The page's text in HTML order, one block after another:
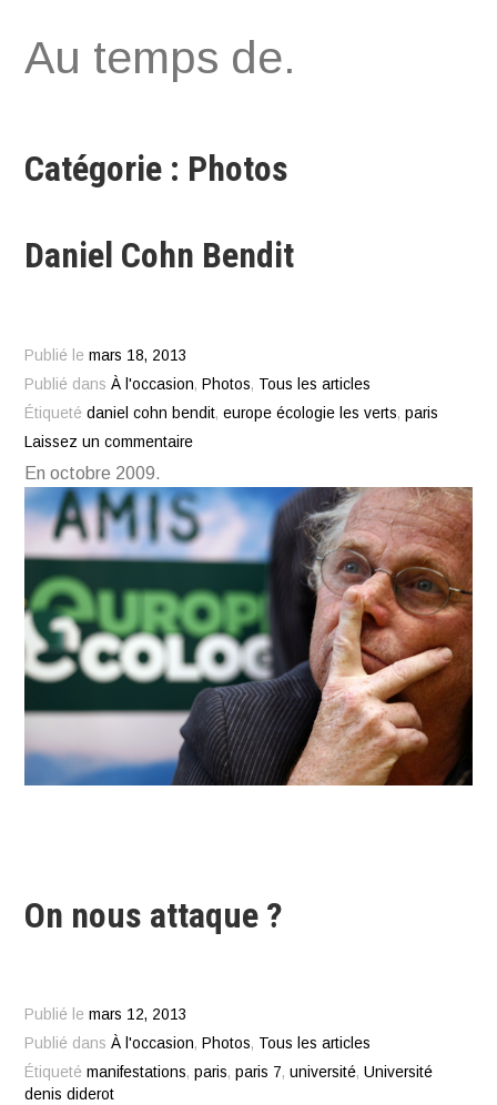
au
Au temps de.
Catégorie : Photos
Daniel Cohn Bendit
Publié lemars 18, 2013
Publié dansÀ l'occasion, Photos, Tous les articles
Étiquetédaniel cohn bendit,europe écologie les verts,paris
Laissez un commentaire
En octobre 2009.
On nous attaque ?
Publié lemars 12, 2013
Publié dansÀ l'occasion, Photos, Tous les articles
Étiquetémanifestations,paris,paris 7,université,Université
denis diderot